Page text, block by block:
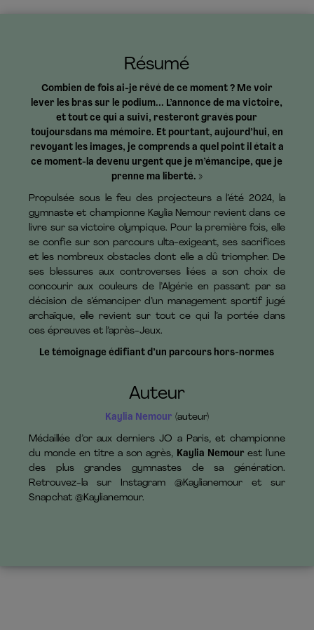
Résumé
Combien de fois ai-je rêvé de ce moment ? Me voir
lever les bras sur le podium... L’annonce de ma victoire,
et tout ce qui a suivi, resteront gravés pour
toujoursdans ma mémoire. Et pourtant, aujourd’hui, en
revoyant les images, je comprends a quel point il était a
ce moment-la devenu urgent que je m’émancipe, que je
prenne ma liberté. »
Propulsée sous le feu des projecteurs a l’été 2024, la
gymnaste et championne Kaylia Nemour revient dans ce
livre sur sa victoire olympique. Pour la première fois, elle
se confie sur son parcours ulta-exigeant, ses sacrifices
et les nombreux obstacles dont elle a dû triompher. De
ses blessures aux controverses liées a son choix de
concourir aux couleurs de l’Algérie en passant par sa
décision de s’émanciper d’un management sportif jugé
archaïque, elle revient sur tout ce qui l’a portée dans
ces épreuves et l’après-Jeux.
Le témoignage édifiant d’un parcours hors-normes
Auteur
Kaylia Nemour (auteur)
Médaillée d’or aux derniers JO a Paris, et championne
du monde en titre a son agrès, Kaylia Nemour est l’une
des plus grandes gymnastes de sa génération.
Retrouvez-la sur Instagram @Kaylianemour et sur
Snapchat @Kaylianemour.